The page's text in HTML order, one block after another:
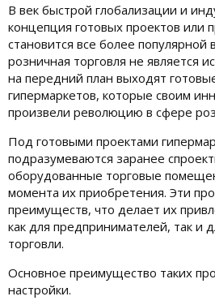
В век быстрой глобализации и
концепция готовых проектов или
становится все более популярной
розничная торговля не является
на передний план выходят
гипермаркетов, которые своим
произвели революцию в сфере
Под готовыми проектами
подразумеваются заранее
оборудованные торговые
момента их приобретения. Эти
преимуществ, что делает их
как для предпринимателей, так и
торговли.
Основное преимущество таких
настройки.